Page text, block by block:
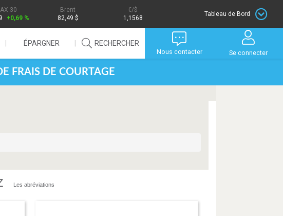
30
+0,69 %
Brent
82,49 $
/$
1,1568
Tableau de Bord
ÉPARGNER RECHERCHER
Nous contacter Se connecter
FRAIS DE COURTAGE
Les abréviations